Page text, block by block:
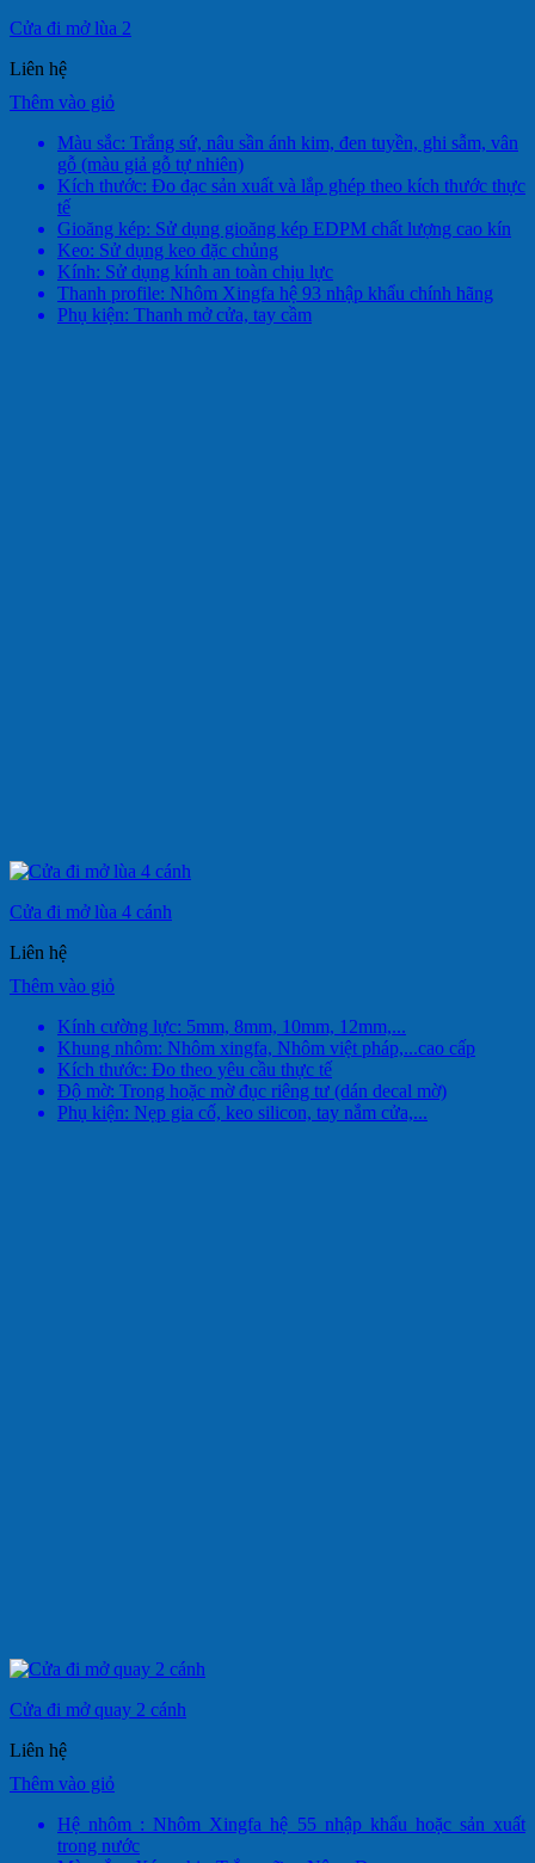
Cửa đi mở lùa 2
Liên hệ
Thêm vào giỏ
Màu sắc: Trắng sứ, nâu sần ánh kim, đen tuyền, ghi sẫm, vân
gỗ (màu giả gỗ tự nhiên)
Kích thước: Đo đạc sản xuất và lắp ghép theo kích thước thực
tế
Gioăng kép: Sử dụng gioăng kép EDPM chất lượng cao kín
Keo: Sử dụng keo đặc chủng
Kính: Sử dụng kính an toàn chịu lực
Thanh profile: Nhôm Xingfa hệ 93 nhập khẩu chính hãng
Phụ kiện: Thanh mở cửa, tay cầm
Cửa đi mở lùa 4 cánh
Liên hệ
Thêm vào giỏ
Kính cường lực: 5mm, 8mm, 10mm, 12mm,...
Khung nhôm: Nhôm xingfa, Nhôm việt pháp,...cao cấp
Kích thước: Đo theo yêu cầu thực tế
Độ mờ: Trong hoặc mờ đục riêng tư (dán decal mờ)
Phụ kiện: Nẹp gia cố, keo silicon, tay nắm cửa,...
Cửa đi mở quay 2 cánh
Liên hệ
Thêm vào giỏ
Hệ nhôm : Nhôm Xingfa hệ 55 nhập khẩu hoặc sản xuất
trong nước